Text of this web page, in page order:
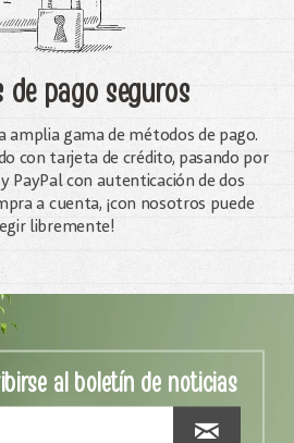
pago seguros
amplia gama de métodos de pago.
con tarjeta de crédito, pasando por
PayPal con autenticación de dos
a cuenta, ¡con nosotros puede
libremente!
al boletín de noticias